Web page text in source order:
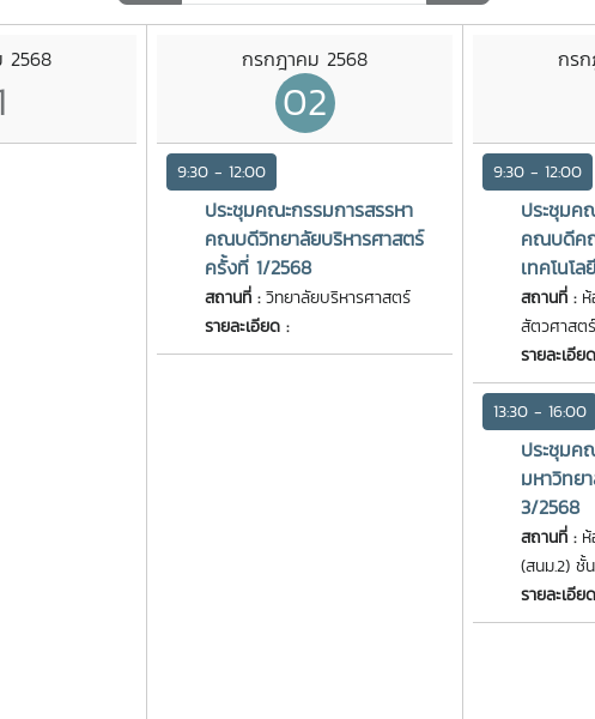
2568 กรกฎาคม 2568
02
9:30 - 12:00
ประชุมคณะกรรมการสรรหา
คณบดีวิทยาลัยบริหารศาสตร์
ครั้งที่ 1/2568
สถานที่ :วิทยาลัยบริหารศาสตร์
รายละเอียด :
กร
9:30 - 12:00
ประชุมค
คณบดีคณ
เทคโนโ
สถานที่ :
สัตวศาสตร์
รายละเอีย
13:30 - 16:00
ประชุมค
มหาวิทย
3/2568
สถานที่ :
(สนม.2) ชั้
รายละเอีย